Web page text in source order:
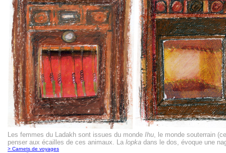
Les femmes du Ladakh sont issues du monde Ihu, le monde souterrain
penser aux écailles de ces animaux. La lopka dans le dos, évoque une
> Carnets de voyages